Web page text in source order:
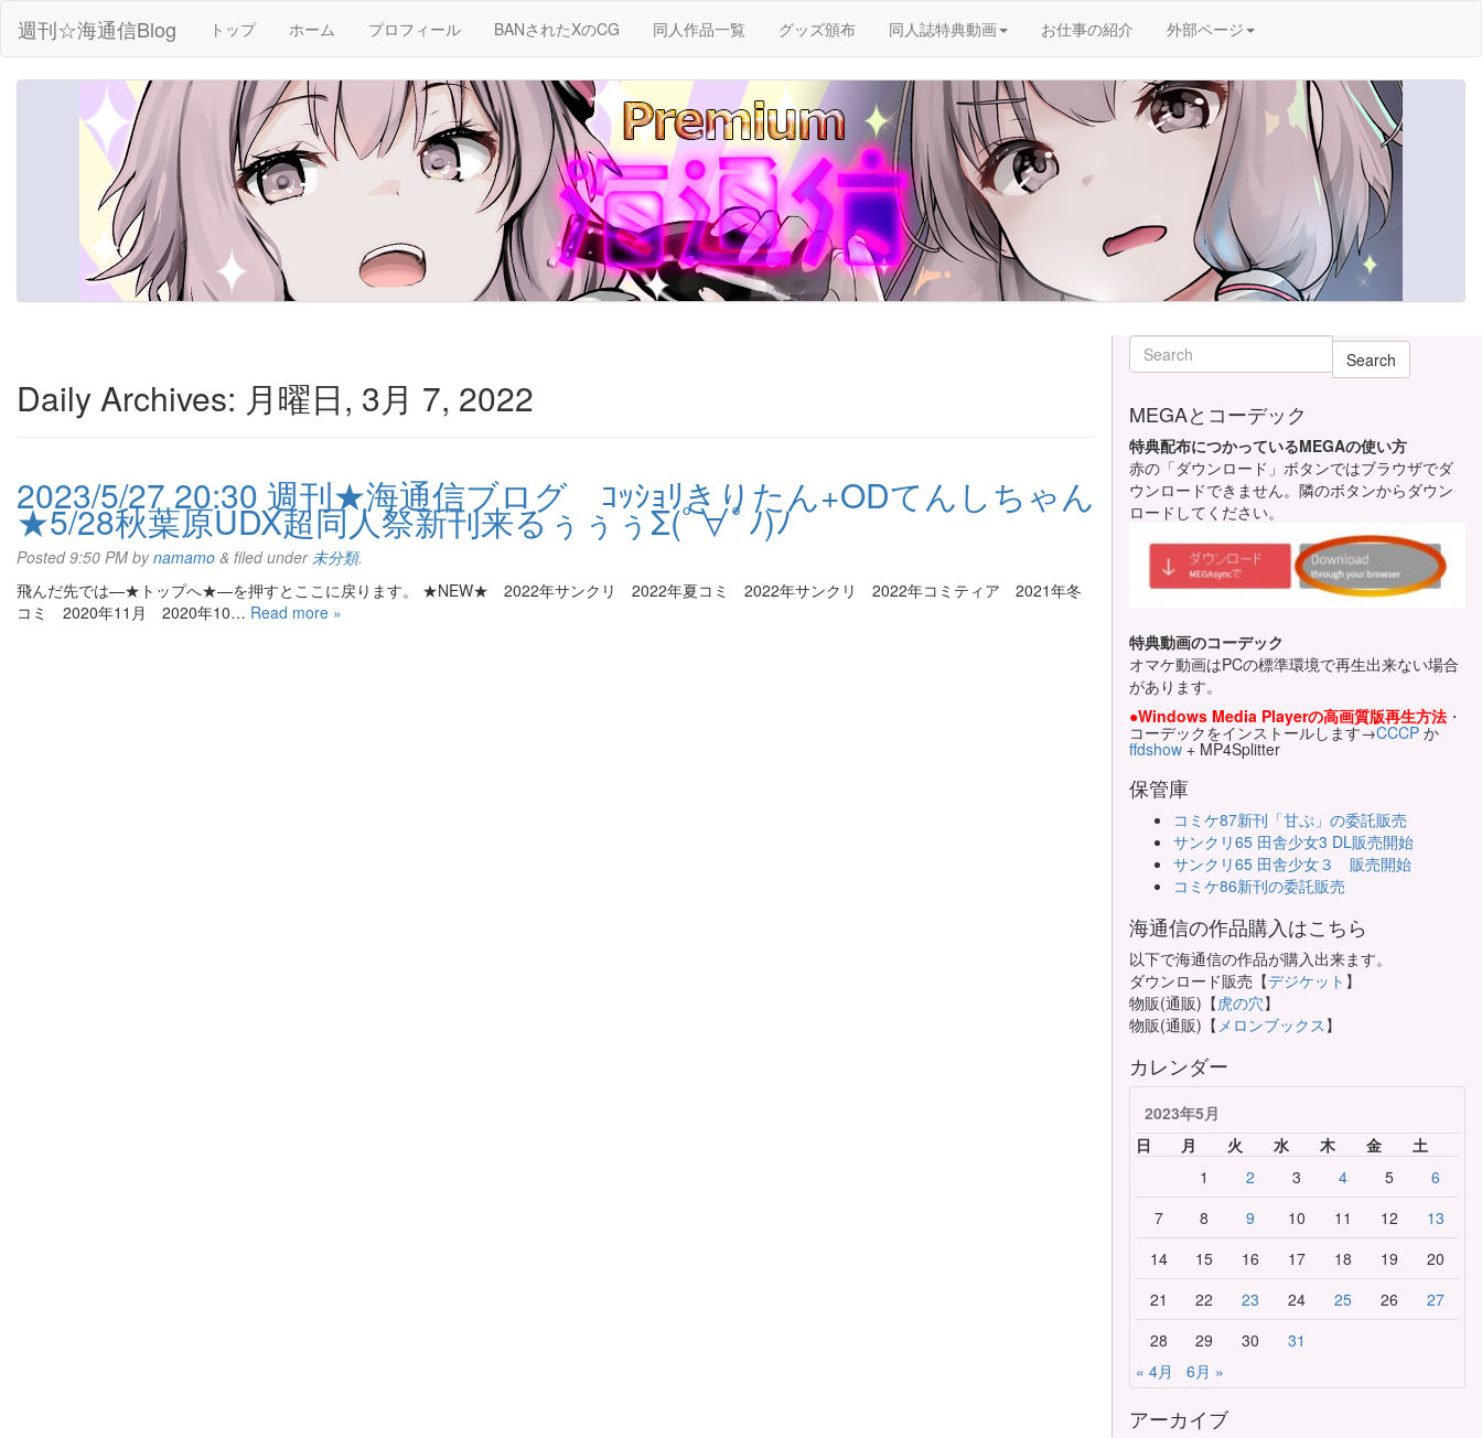
週刊☆海通信Blog トップ ホーム プロフィール BANされたXのCG 同人作品一覧 グッズ頒布 同人誌特典動画 お仕事の紹介 外部ページ
Daily Archives: 月曜日, 3月 7, 2022
2023/5/27 20:30 週刊★海通信ブログ ｺｯｼｮﾘきりたん+ODてんしちゃん
★5/28秋葉原UDX超同人祭新刊来るぅぅぅΣ(ﾟ∀ﾟﾉ)ﾉ
Posted9:50 PM bynamamo & filed under未分類.
飛んだ先では—★トップへ★—を押すとここに戻ります。 ★NEW★ 2022年サンクリ 2022年夏コミ 2022年サンクリ 2022年コミティア 2021年冬
コミ 2020年11月 2020年10… Read more »
Search
MEGAとコーデック
特典配布につかっているMEGAの使い方
赤の「ダウンロード」ボタンではブラウザでダ
ウンロードできません。隣のボタンからダウン
ロードしてください。
特典動画のコーデック
オマケ動画はPCの標準環境で再生出来ない場合
があります。
●Windows Media Playerの高画質版再生方法 ・
コーデックをインストールします→CCCP か
ffdshow + MP4Splitter
保管庫
コミケ87新刊「甘ぷ」の委託販売
サンクリ65 田舎少女3 DL販売開始
サンクリ65 田舎少女３ 販売開始
コミケ86新刊の委託販売
海通信の作品購入はこちら
以下で海通信の作品が購入出来ます。
ダウンロード販売【デジケット 】
物販(通販)【虎の穴】
物販(通販)【 メロンブックス 】
カレンダー
2023年5月
日
月 火 水 木 金
土
1
2 3 4 5
6
7
8 9 10 11 12
13
14
15 16 17 18 19
20
21
22 23 24 25 26
27
28
29 30
31
« 4月
6月 »
アーカイブ